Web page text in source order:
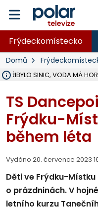
Frýdeckomístecko
Domů
PŘIBYLO SINIC, VODA MÁ
TS
Frýdku-
během léta
Vydáno 20. července 2023
Děti ve Frýdku-
o prázdninách. V
letního kurzu